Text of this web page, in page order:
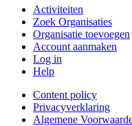
Activiteiten
Zoek Organisaties
Organisatie toevoegen
Account aanmaken
Log in
Help
Content policy
Privacyverklaring
Algemene